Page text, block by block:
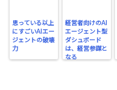
思っている以上
にすごいAIエー
ジェントの破壊
力
経営者向けのAI
エージェント型
ダシュボード
は、経営参謀と
なる